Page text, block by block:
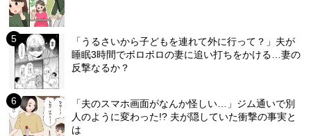
「うるさいから子どもを連れて外に行って？」夫が
睡眠3時間でボロボロの妻に追い打ちをかける…妻の
反撃なるか？
「夫のスマホ画面がなんか怪しい…」ジム通いで別
人のように変わった!? 夫が隠していた衝撃の事実と
は